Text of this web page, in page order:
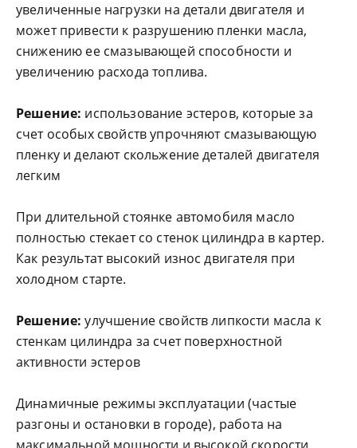
увеличенные нагрузки на детали двигателя и
может привести к разрушению пленки масла,
снижению ее смазывающей способности и
увеличению расхода топлива.
Решение: использование эстеров, которые за
счет особых свойств упрочняют смазывающую
пленку и делают скольжение деталей двигателя
легким
При длительной стоянке автомобиля масло
полностью стекает со стенок цилиндра в картер.
Как результат высокий износ двигателя при
холодном старте.
Решение: улучшение свойств липкости масла к
стенкам цилиндра за счет поверхностной
активности эстеров
Динамичные режимы эксплуатации (частые
разгоны и остановки в городе), работа на